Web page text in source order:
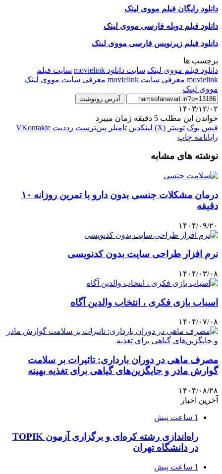
دانلود رایگان فیلم مووی لینک
دانلود فیلم دوبله فارسی مووی لینک
دانلود فیلم زیرنویس فارسی مووی لینک
برچسب ها
دانلود فیلم مووی لینک سایت دانلود movielink
سایت فیلم
movielink معرفی سایت movielink
معرفی سایت مووی لینک
مووی لینک
آدرس رونوشت
۱۴۰۳/۱۲/۰۲
خواندن این مطلب 5 دقیقه زمان میبرد
فیس بوک توییتر (X) لینکدین ‫تامبلر ‫پین‌ترست ‫رددیت ‫VKontakte
رایانامه چاپ
نوشته های مشابه
درمان مشکلات جنسی بدون دارو با تمرین روزانه ۱۰
دقیقه
۱۴۰۴/۰۹/۲۰
نرم افزار طراحی سایت بدون کدنویسی
۱۴۰۴/۰۳/۰۸
اسباب بازی فکری ، انتخاب والدین آگاه
۱۴۰۴/۰۷/۰۸
مصرف ماهی در دوران بارداری: تاثیرات بر سلامت
گوارش مادر و جایگزین‌های گیاهی برای تغذیه بهینه
۱۴۰۴/۰۸/۲۸
آخرین اخبار
1 ساعت پیش
راه‌اندازی رشته کره‌ای و برگزاری آزمون TOPIK
در دانشگاه تهران
1 ساعت پیش